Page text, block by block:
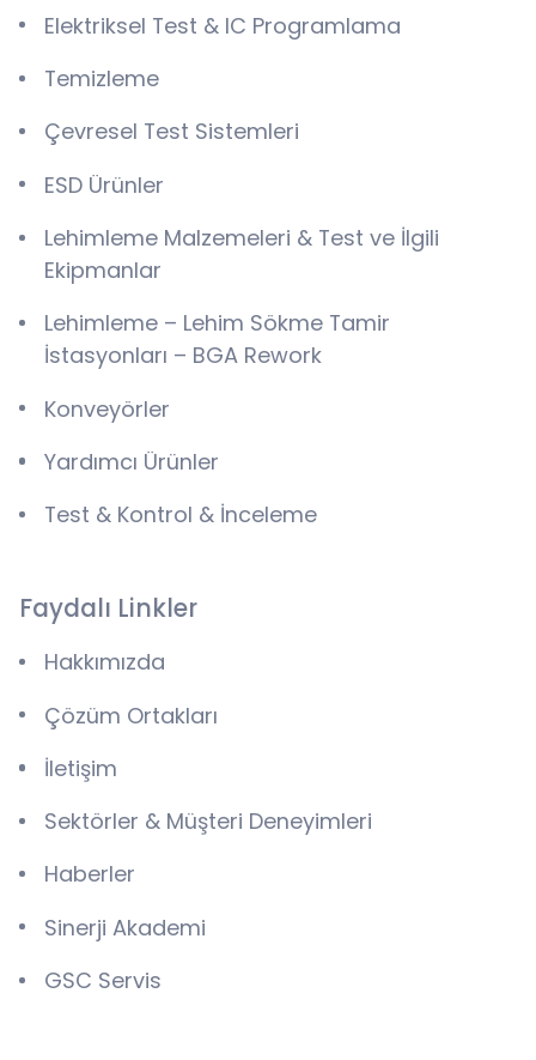
Elektriksel Test & IC Programlama
Temizleme
Çevresel Test Sistemleri
ESD Ürünler
Lehimleme Malzemeleri & Test ve İlgili
Ekipmanlar
Lehimleme – Lehim Sökme Tamir
İstasyonları – BGA Rework
Konveyörler
Yardımcı Ürünler
Test & Kontrol & İnceleme
Faydalı Linkler
Hakkımızda
Çözüm Ortakları
İletişim
Sektörler & Müşteri Deneyimleri
Haberler
Sinerji Akademi
GSC Servis